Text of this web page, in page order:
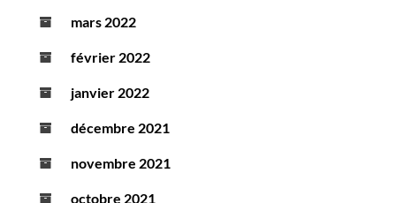
mars 2022
février 2022
janvier 2022
décembre 2021
novembre 2021
octobre 2021